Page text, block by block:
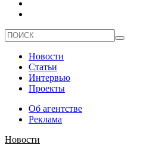
Новости
Статьи
Интервью
Проекты
Об агентстве
Реклама
Новости